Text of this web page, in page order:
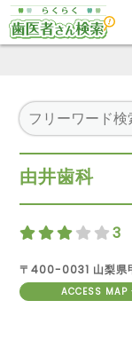
由井歯科
3
〒400-0031 山梨県
ACCESS MAP